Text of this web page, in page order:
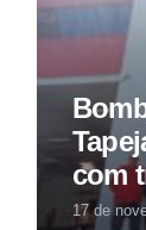
com
17 de